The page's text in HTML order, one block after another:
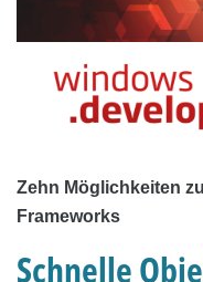
Zehn Möglichkeiten
Frameworks
Schnelle